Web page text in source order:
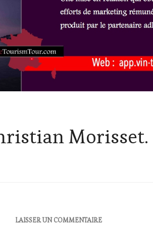
Morisset.
LAISSER UN COMMENTAIRE